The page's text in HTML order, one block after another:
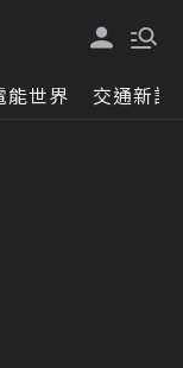
能世界 交通新訊